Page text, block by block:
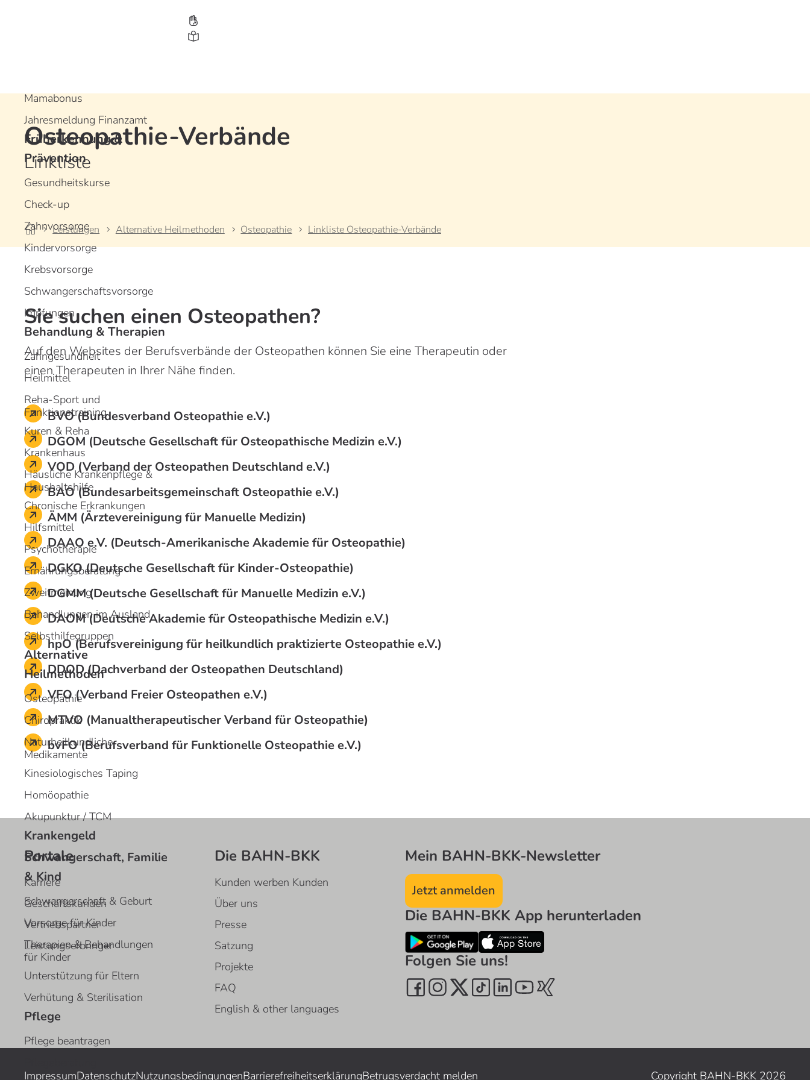
Mamabonus
Jahresmeldung Finanzamt
Früherkennung &
Prävention
Gesundheitskurse
Check-up
Zahnvorsorge
Kindervorsorge
Krebsvorsorge
Schwangerschaftsvorsorge
Impfungen
Behandlung & Therapien
Zahngesundheit
Heilmittel
Reha-Sport und
Funktionstraining
Kuren & Reha
Krankenhaus
Häusliche Krankenpflege &
Haushaltshilfe
Chronische Erkrankungen
Hilfsmittel
Psychotherapie
Ernährungsberatung
Zweitmeinung
Behandlungen im Ausland
Selbsthilfegruppen
Alternative
Heilmethoden
Osteopathie
Chiropraktik
Naturheilkundliche
Medikamente
Kinesiologisches Taping
Homöopathie
Akupunktur / TCM
Krankengeld
Schwangerschaft, Familie
& Kind
Schwangerschaft & Geburt
Vorsorge für Kinder
Therapien & Behandlungen
für Kinder
Unterstützung für Eltern
Verhütung & Sterilisation
Pflege
Pflege beantragen
Osteopathie-Verbände
Linkliste
Leistungen Alternative Heilmethoden Osteopathie Linkliste Osteopathie-Verbände
Sie suchen einen Osteopathen?
Auf den Websites der Berufsverbände der Osteopathen können Sie eine Therapeutin oder
einen Therapeuten in Ihrer Nähe finden.
BVO (Bundesverband Osteopathie e.V.)
DGOM (Deutsche Gesellschaft für Osteopathische Medizin e.V.)
VOD (Verband der Osteopathen Deutschland e.V.)
BAO (Bundesarbeitsgemeinschaft Osteopathie e.V.)
ÄMM (Ärztevereinigung für Manuelle Medizin)
DAAO e.V. (Deutsch-Amerikanische Akademie für Osteopathie)
DGKO (Deutsche Gesellschaft für Kinder-Osteopathie)
DGMM (Deutsche Gesellschaft für Manuelle Medizin e.V.)
DAOM (Deutsche Akademie für Osteopathische Medizin e.V.)
hpO (Berufsvereinigung für heilkundlich praktizierte Osteopathie e.V.)
DDOD (Dachverband der Osteopathen Deutschland)
VFO (Verband Freier Osteopathen e.V.)
MTVO (Manualtherapeutischer Verband für Osteopathie)
bvFO (Berufsverband für Funktionelle Osteopathie e.V.)
Portale
Karriere
Geschäftskunden
Vertriebspartner
Leistungserbringer
Die BAHN-BKK
Kunden werben Kunden
Über uns
Presse
Satzung
Projekte
FAQ
English & other languages
Mein BAHN-BKK-Newsletter
Jetzt anmelden
Die BAHN-BKK App herunterladen
Folgen Sie uns!
ImpressumDatenschutzNutzungsbedingungenBarrierefreiheitserklärungBetrugsverdacht melden Copyright BAHN-BKK 2026